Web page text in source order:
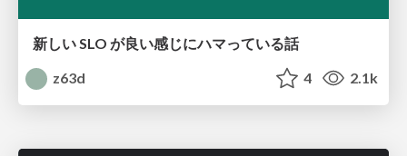
新しい SLO が良い感じにハマっている話
z63d
4 2.1k